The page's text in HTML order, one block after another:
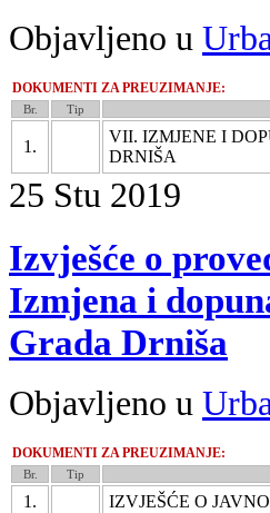
Objavljeno u
DOKUMENTI ZA PREUZIMANJE:
Br. Tip
1.
VII. IZMJENE I
DRNIŠA
25 Stu 2019
Izvješće o
Izmjena i
Grada Drniša
Objavljeno u
DOKUMENTI ZA PREUZIMANJE:
Br. Tip
1. IZVJEŠĆE O